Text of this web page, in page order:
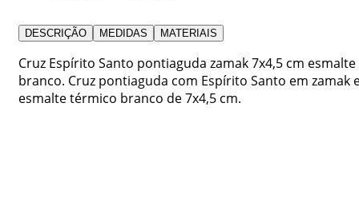
DESCRIÇÃO MEDIDAS MATERIAIS
Cruz Espírito Santo pontiaguda zamak 7x4,5 cm esmalte
branco. Cruz pontiaguda com Espírito Santo em zamak
esmalte térmico branco de 7x4,5 cm.